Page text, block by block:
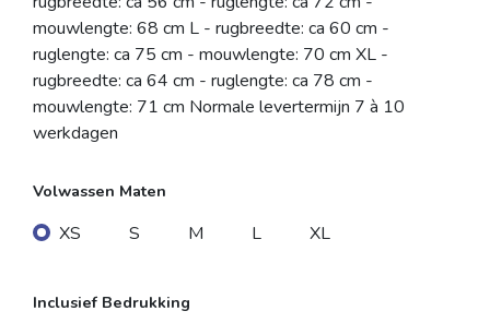
mouwlengte: 68 cm L - rugbreedte: ca 60 cm -
ruglengte: ca 75 cm - mouwlengte: 70 cm XL -
rugbreedte: ca 64 cm - ruglengte: ca 78 cm -
mouwlengte: 71 cm Normale levertermijn 7 à 10
werkdagen
Volwassen Maten
XS S M L XL
Inclusief Bedrukking